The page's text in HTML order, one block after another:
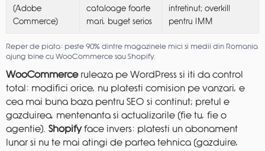
(Adobe
Commerce)
cataloage foarte
mari, buget serios
intretinut; overkill
pentru IMM
Reper de piata: peste 90% dintre magazinele mici si medii din Romania
ajung bine cu WooCommerce sau Shopify.
WooCommerceruleaza pe WordPress si iti da control
total: modifici orice, nu platesti comision pe vanzari, e
cea mai buna baza pentru SEO si continut; pretul e
gazduirea, mentenanta si actualizarile (fie tu, fie o
agentie). Shopifyface invers: platesti un abonament
lunar si nu te mai atingi de partea tehnica (gazduire,